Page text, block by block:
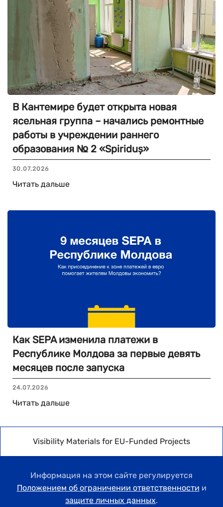
В Кантемире будет открыта новая
ясельная группа – начались ремонтные
работы в учреждении раннего
образования № 2 «Spiriduș»
30.07.2026
Читать дальше
Как SEPA изменила платежи в
Республике Молдова за первые девять
месяцев после запуска
24.07.2026
Читать дальше
Visibility Materials for EU-Funded Projects
Информация на этом сайте регулируется
Положением об ограничении ответственности и
защите личных данных.